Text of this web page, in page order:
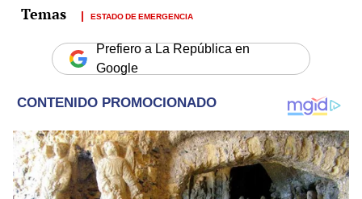
ESTADO DE EMERGENCIA
Prefiero a La República en
Google